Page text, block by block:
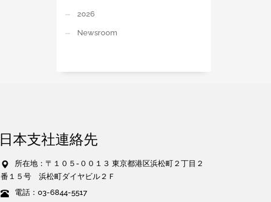
2026
Newsroom
日本支社連絡先
所在地：〒１０５-００１３ 東京都港区浜松町２丁目２
番１５号 浜松町ダイヤビル２Ｆ
電話：03-6844-5517